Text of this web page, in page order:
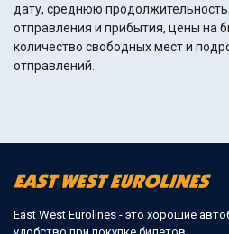
дату, среднюю
отправления и прибытия, цены на
количество свободных мест и
отправлений.
East West Eurolines - это хорошие